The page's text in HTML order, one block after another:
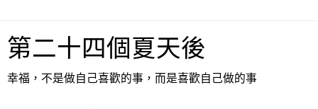
第二十四個夏天後
幸福，不是做自己喜歡的事，而是喜歡自己做的事